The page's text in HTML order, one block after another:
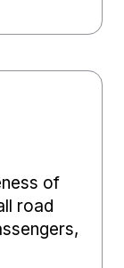
of
road